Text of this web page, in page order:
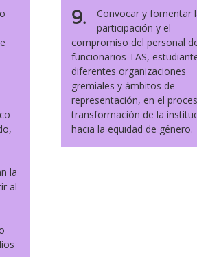
la
al
9.
Convocar y fomentar
participación y el
compromiso del personal
funcionarios TAS,
diferentes organizaciones
gremiales y ámbitos de
representación, en el
transformación de la
hacia la equidad de género.